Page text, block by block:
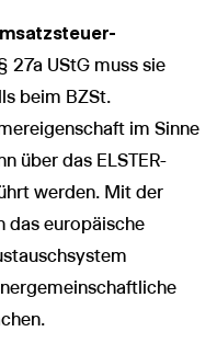
27a UStG muss sie
beim BZSt.
im Sinne
über das ELSTER-
werden. Mit der
das europäische